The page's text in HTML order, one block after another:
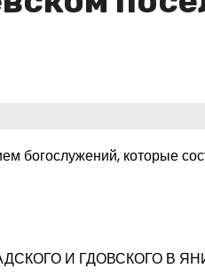
богослужений, которые
И ГДОВСКОГО В